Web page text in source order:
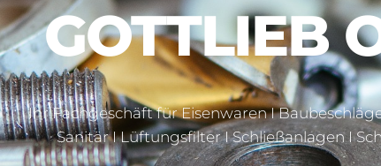
GOTTLIEB
Ihr Fachgeschäft für Eisenwaren I
Sanitär I Lüftungsfilter I Schließanlagen I